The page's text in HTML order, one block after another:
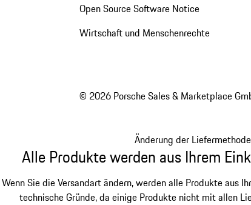
Open Source Software Notice
Wirtschaft und Menschenrechte
© 2026 Porsche Sales & Marketplace
Änderung der Liefermethode
Alle Produkte werden aus Ihrem
Wenn Sie die Versandart ändern, werden alle Produkte aus
technische Gründe, da einige Produkte nicht mit allen